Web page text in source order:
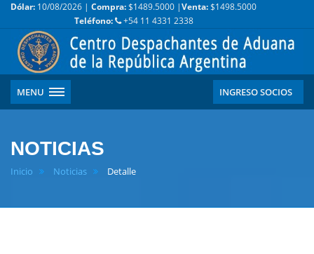
Dólar: 10/08/2026 | Compra:$1489.5000 |Venta:$1498.5000
Teléfono:
+54 11 4331 2338
MENU INGRESO SOCIOS
NOTICIAS
Inicio Noticias Detalle